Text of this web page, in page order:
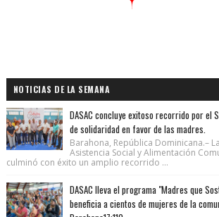
NOTICIAS DE LA SEMANA
DASAC concluye exitoso recorrido por el
de solidaridad en favor de las madres.
Barahona, República Dominicana.–
Asistencia Social y Alimentación
culminó con éxito un amplio recorrido ...
DASAC lleva el programa "Madres que
beneficia a cientos de mujeres de la